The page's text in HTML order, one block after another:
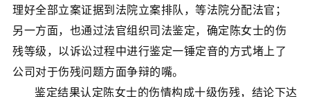
理好全部立案证据到法院立案排队，等法院分配法官；
另一方面，也通过法官组织司法鉴定，确定陈女士的伤
残等级，以诉讼过程中进行鉴定一锤定音的方式堵上了
公司对于伤残问题方面争辩的嘴。
鉴定结果认定陈女士的伤情构成十级伤残，结论下达